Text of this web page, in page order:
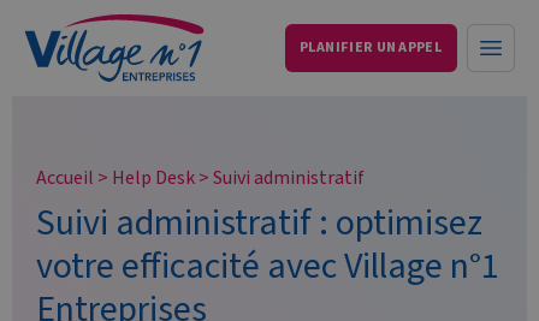
Services aux entreprises et particuliersPLANIFIER UN APPEL
Accueil > Help Desk>Suivi administratif
Suivi administratif : optimisez
votre efficacité avec Village n°1
Entreprises